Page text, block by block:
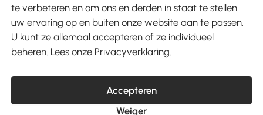
Download de app en ontvang 10% korting!
Google Play
klantenservice@aosom.nl
te verbeteren en om ons en derden in staat te stellen
uw ervaring op en buiten onze website aan te passen.
U kunt ze allemaal accepteren of ze individueel
beheren. Lees onze Privacyverklaring.
Accepteren
Weiger